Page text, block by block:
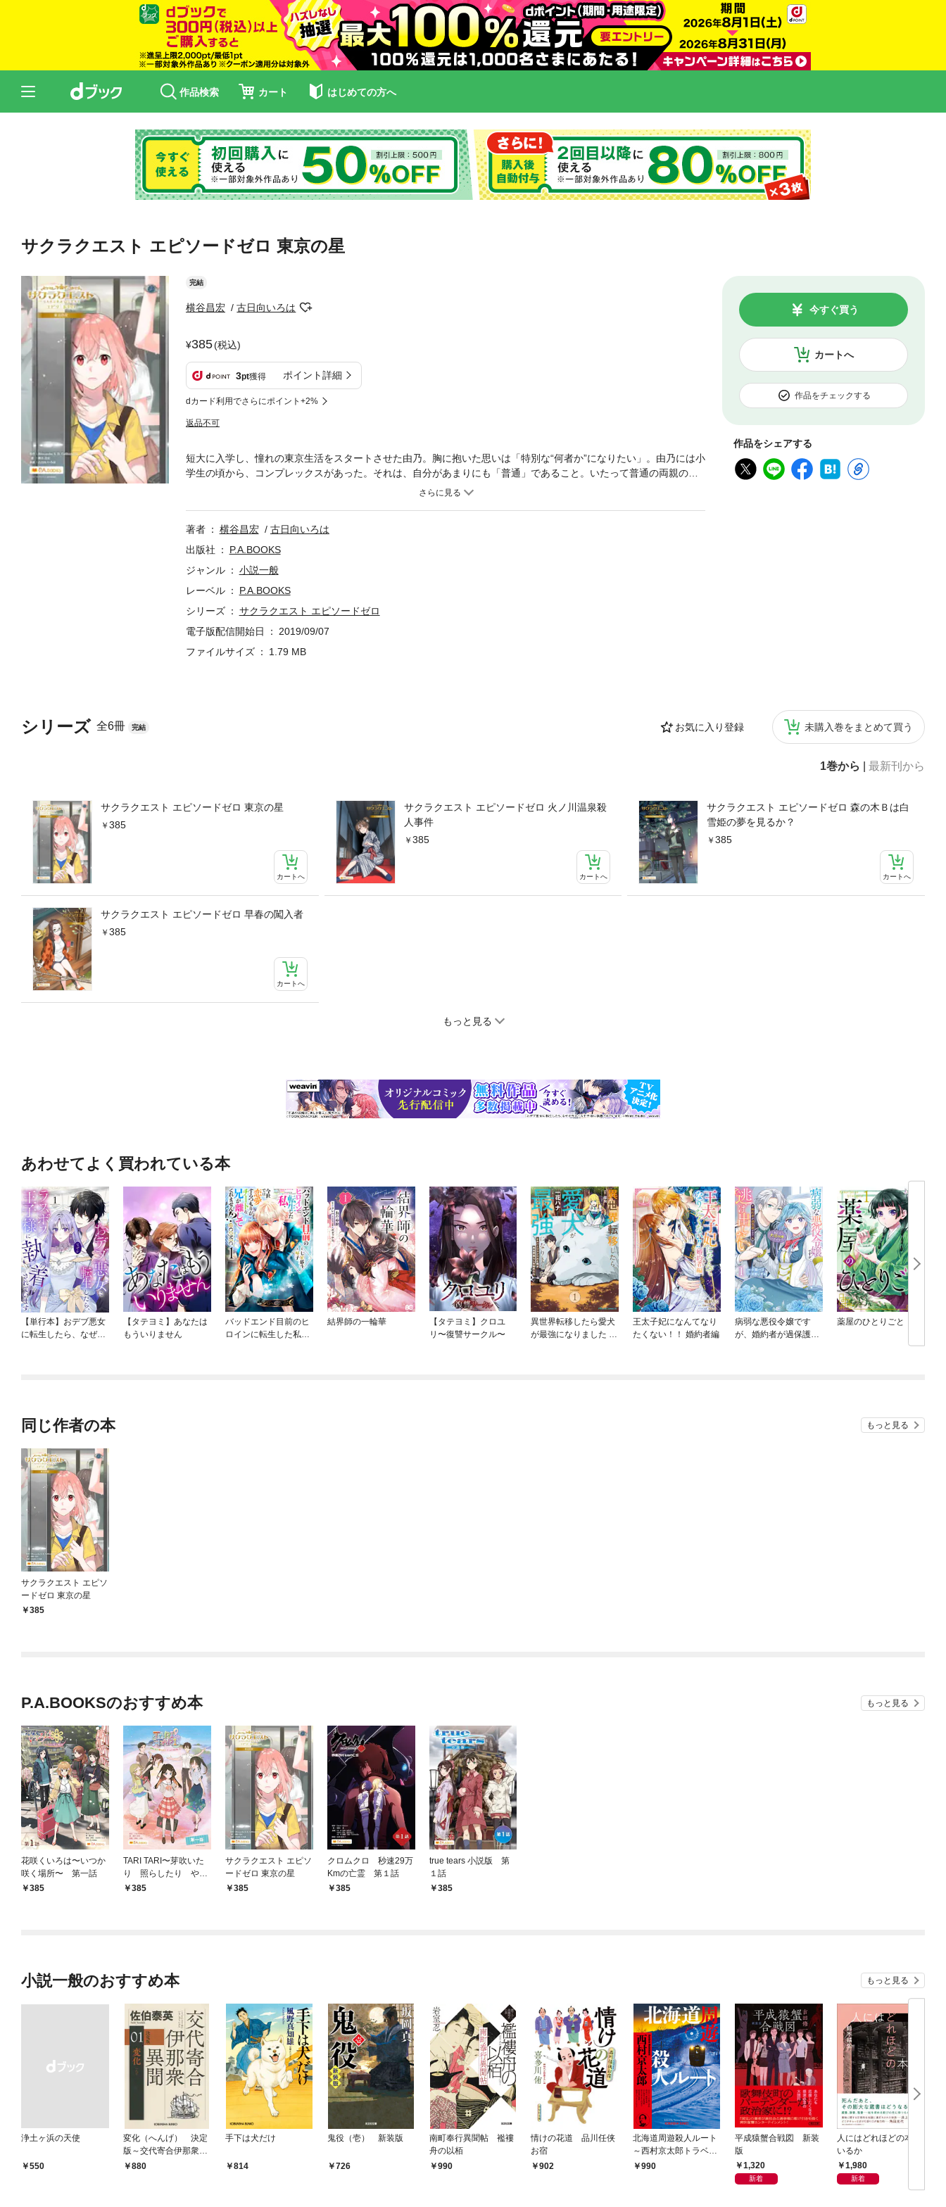
作品検索 カート はじめての方へ
サクラクエスト エピソードゼロ 東京の星
完結
横谷昌宏 古日向いろは
385(税込)
3pt獲得 ポイント詳細
dカード利用でさらにポイント+2%
返品不可
カートへ
今すぐ買う
作品をチェックする
作品をシェアする
シリーズ 全6冊 完結 お気に入り登録 未購入巻をまとめて買う
1巻から 最新刊から
サクラクエスト エピソードゼロ 東京の星
385
カートへ
サクラクエスト エピソードゼロ 火ノ川温泉殺
人事件
385
カートへ
サクラクエスト エピソードゼロ 森の木Ｂは白
雪姫の夢を見るか？
385
カートへ
サクラクエスト エピソードゼロ 早春の闖入者
385
カートへ
もっと見る
短大に入学し、憧れの東京生活をスタートさせた由乃。胸に抱いた思いは「特別な“何者か”になりたい」。由乃には小
学生の頃から、コンプレックスがあった。それは、自分があまりにも「普通」であること。いたって普通の両親の間
に生まれ、金持ちでも貧乏でもない家庭に育ち、他人と比べて特に秀でたところも、目立つこともない。そういう自
ェやハンバーガーショップにも「普通」に通い、合コンにも「普通」に参加する。東京の女子大生として、ごく当た
り前の日々が過ぎていく——そんな矢先、由乃はティッシュ配りのアルバイトを通じて、「有名になりたい」と夢を
チャンス到来!? ただし、仕事は露出度かなり高め。櫻子は乗り気。由乃はどうする……？
著者 横谷昌宏
古日向いろは
出版社
P.A.BOOKS
ジャンル
小説一般
レーベル
P.A.BOOKS
シリーズ
サクラクエスト エピソードゼロ
電子版配信開始日
2019/09/07
ファイルサイズ
1.79 MB
あわせてよく買われている本
【単行本】おデブ悪女
に転生したら、なぜか
【タテヨミ】あなたは
もういりません
バッドエンド目前のヒ
ロインに転生した私、
結界師の一輪華
【タテヨミ】クロユ
リ〜復讐サークル〜
異世界転移したら愛犬
が最強になりました ～
王太子妃になんてなり
たくない！！ 婚約者編
病弱な悪役令嬢です
が、婚約者が過保護す
薬屋のひとりごと
同じ作者の本 もっと見る
サクラクエスト エピソ
ードゼロ 東京の星
385
P.A.BOOKSのおすすめ本 もっと見る
花咲くいろは〜いつか
咲く場所〜 第一話
385
TARI TARI〜芽吹いた
り 照らしたり やっ
ぱり時々歌ったり〜第
385
サクラクエスト エピソ
ードゼロ 東京の星
385
クロムクロ 秒速29万
Kmの亡霊 第１話
385
true tears 小説版 第
１話
385
小説一般のおすすめ本 もっと見る
浄土ヶ浜の天使
￥550
変化（へんげ） 決定
版～交代寄合伊那衆異
聞（1）～
880
手下は犬だけ
814
鬼役（壱） 新装版
726
南町奉行異聞帖 襤褸
舟の以栢
990
情けの花道 品川任侠
お宿
902
北海道周遊殺人ルート
～西村京太郎トラベル
ミステリー・セレクシ
990
平成猿蟹合戦図 新装
版
1,320
新着
人にはどれほどの本が
いるか
1,980
新着